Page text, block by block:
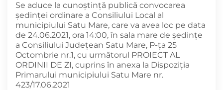
Se aduce la cunoștință publică convocarea
ședinței ordinare a Consiliului Local al
municipiului Satu Mare, care va avea loc pe data
de 24.06.2021, ora 14:00, în sala mare de ședințe
a Consiliului Județean Satu Mare, P-ța 25
Octombrie nr.1, cu următorul PROIECT AL
ORDINII DE ZI, cuprins în anexa la Dispoziția
Primarului municipiului Satu Mare nr.
423/17.06.2021